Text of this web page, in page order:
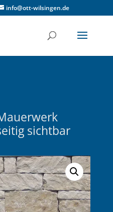
info@ott-wilsingen.de
sichtbar